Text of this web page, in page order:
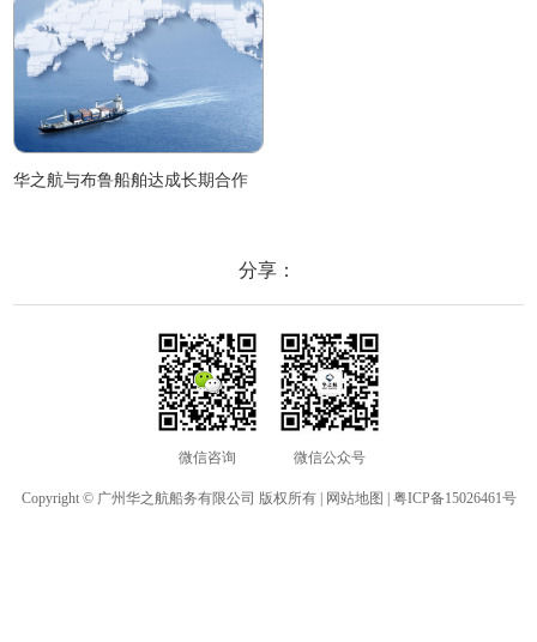
华之航与布鲁船舶达成长期合作
分享：
微信咨询 微信公众号
Copyright © 广州华之航船务有限公司 版权所有 | 网站地图 粤ICP备15026461号